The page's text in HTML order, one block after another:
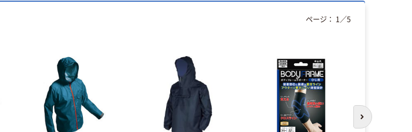
ページ： 1 ／5
次のスライド